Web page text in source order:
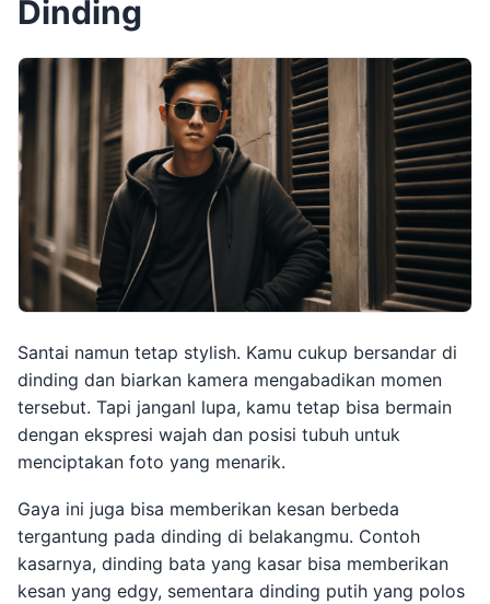
Dinding
Santai namun tetap stylish. Kamu cukup bersandar di
dinding dan biarkan kamera mengabadikan momen
tersebut. Tapi janganl lupa, kamu tetap bisa bermain
dengan ekspresi wajah dan posisi tubuh untuk
menciptakan foto yang menarik.
Gaya ini juga bisa memberikan kesan berbeda
tergantung pada dinding di belakangmu. Contoh
kasarnya, dinding bata yang kasar bisa memberikan
kesan yang edgy, sementara dinding putih yang polos